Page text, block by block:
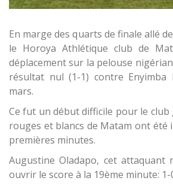
En marge des quarts de finale allé
le Horoya Athlétique club de
déplacement sur la pelouse
résultat nul (1-1) contre Enyimba
mars.
Ce fut un début difficile pour le club
rouges et blancs de Matam ont été
premières minutes.
Augustine Oladapo, cet attaquant
ouvrir le score à la 19ème minute: 1-